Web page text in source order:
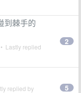
到棘手的
• Lastly replied
2
replied by 5